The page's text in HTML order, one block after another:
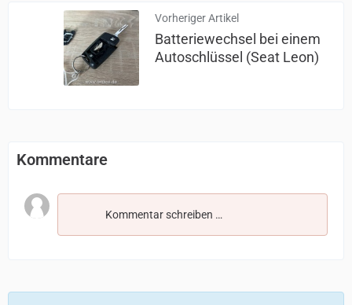
Vorheriger Artikel
Batteriewechsel bei einem
Autoschlüssel (Seat Leon)
Kommentare
Kommentar schreiben …